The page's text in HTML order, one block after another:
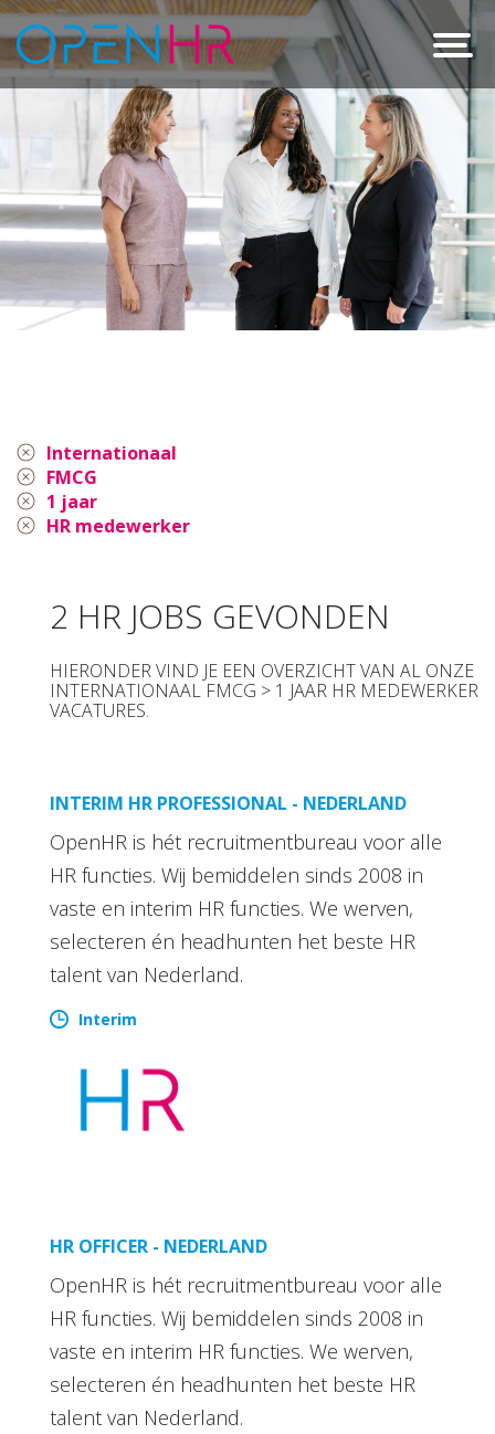
Internationaal
FMCG
1 jaar
HR medewerker
2 HR JOBS GEVONDEN
HIERONDER VIND JE EEN OVERZICHT VAN AL ONZE
INTERNATIONAAL FMCG > 1 JAAR HR MEDEWERKER
VACATURES.
INTERIM HR PROFESSIONAL - NEDERLAND
OpenHR is hét recruitmentbureau voor alle
HR functies. Wij bemiddelen sinds 2008 in
vaste en interim HR functies. We werven,
selecteren én headhunten het beste HR
talent van Nederland.
Interim
HR OFFICER - NEDERLAND
OpenHR is hét recruitmentbureau voor alle
HR functies. Wij bemiddelen sinds 2008 in
vaste en interim HR functies. We werven,
selecteren én headhunten het beste HR
talent van Nederland.